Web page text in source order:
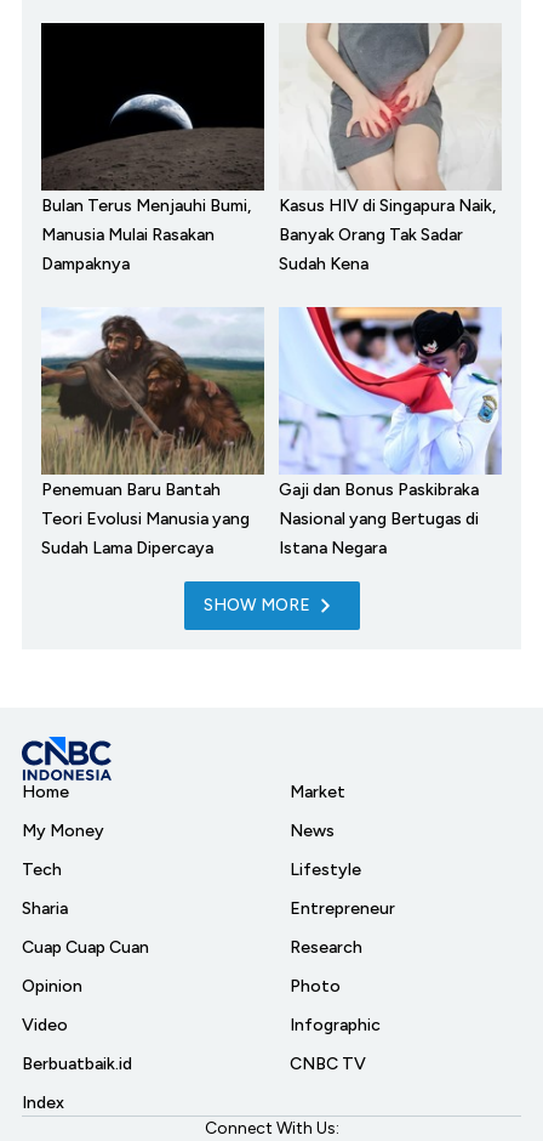
Bulan Terus Menjauhi Bumi,
Manusia Mulai Rasakan
Dampaknya
Kasus HIV di Singapura Naik,
Banyak Orang Tak Sadar
Sudah Kena
Penemuan Baru Bantah
Teori Evolusi Manusia yang
Sudah Lama Dipercaya
Gaji dan Bonus Paskibraka
Nasional yang Bertugas di
Istana Negara
SHOW MORE
Home
My Money
Tech
Sharia
Cuap Cuap Cuan
Opinion
Video
Berbuatbaik.id
Index
Market
News
Lifestyle
Entrepreneur
Research
Photo
Infographic
CNBC TV
Connect With Us: